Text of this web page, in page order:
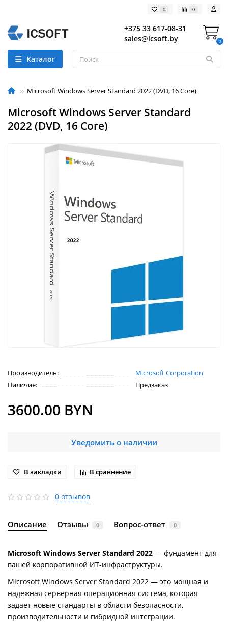
0 0
+375 33 617-08-31
sales@icsoft.by
0
Каталог
Microsoft Windows Server Standard 2022 (DVD, 16 Core)
Microsoft Windows Server Standard
2022 (DVD, 16 Core)
Производитель:
Microsoft Corporation
Наличие:
Предзаказ
3600.00 BYN
Уведомить о наличии
В закладки В сравнение
0 отзывов
Описание Отзывы 0 Вопрос-ответ 0
Microsoft Windows Server Standard 2022 — фундамент для
вашей корпоративной ИТ-инфраструктуры.
Microsoft Windows Server Standard 2022 — это мощная и
надежная серверная операционная система, которая
задает новые стандарты в области безопасности,
производительности и гибридной интеграции.